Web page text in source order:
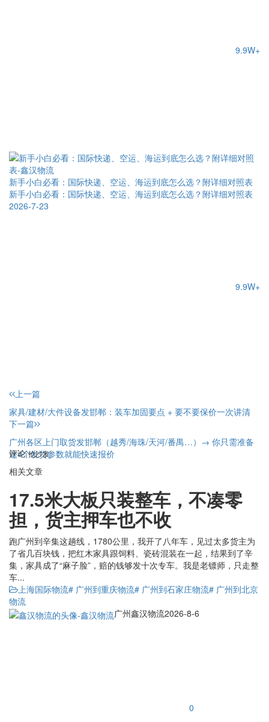
9.9W+
新手小白必看：国际快递、空运、海运到底怎么选？附详细对照表
新手小白必看：国际快递、空运、海运到底怎么选？附详细对照表
2026-7-23
9.9W+
上一篇
家具/建材/大件设备发邯郸：装车加固要点 + 要不要保价一次讲清
下一篇
广州各区上门取货发邯郸（越秀/海珠/天河/番禺…）→ 你只需准备
这4个发货参数就能快速报价
评论抢沙发
相关文章
17.5米大板只装整车，不凑零
担，货主押车也不收
跑广州到辛集这趟线，1780公里，我开了八年车，见过太多货主为
了省几百块钱，把红木家具跟饲料、瓷砖混装在一起，结果到了辛
集，家具成了“麻子脸”，赔的钱够发十次专车。我是老镖师，只走整
车...
上海国际物流# 广州到重庆物流# 广州到石家庄物流# 广州到北京
物流
广州鑫汉物流2026-8-6
0